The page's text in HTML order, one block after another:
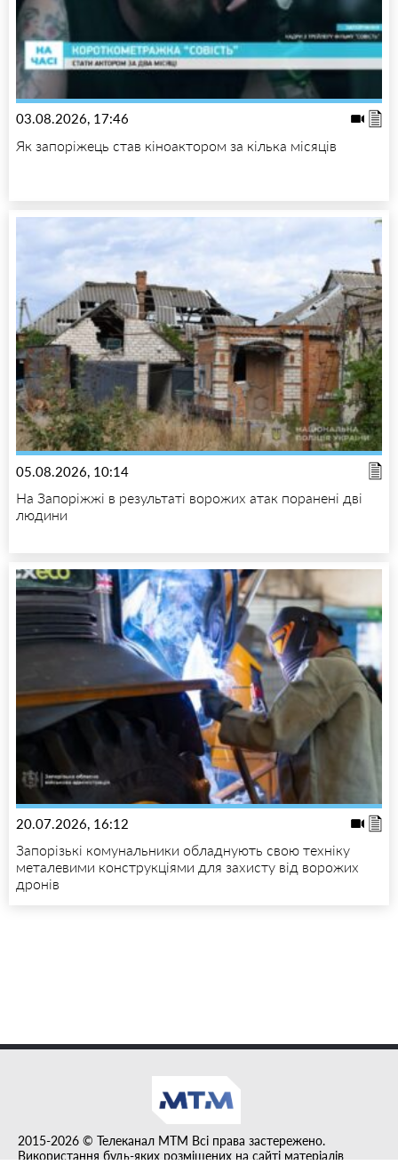
03.08.2026, 17:46
Як запоріжець став кіноактором за кілька місяців
05.08.2026, 10:14
На Запоріжжі в результаті ворожих атак поранені дві
людини
20.07.2026, 16:12
Запорізькі комунальники обладнують свою техніку
металевими конструкціями для захисту від ворожих
дронів
2015-2026 © Телеканал MTM Всі права застережено.
Використання будь-яких розміщених на сайті матеріалів